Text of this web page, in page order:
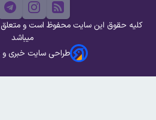
کلیه حقوق این سایت محفوظ است و متعلق
میباشد
طراحی سایت خبری و